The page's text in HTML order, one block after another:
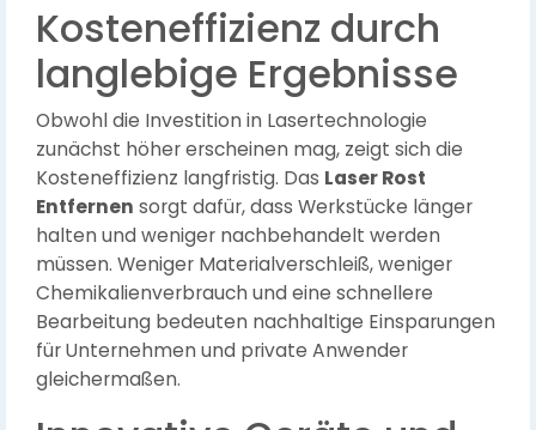
Kosteneffizienz durch
langlebige Ergebnisse
Obwohl die Investition in Lasertechnologie
zunächst höher erscheinen mag, zeigt sich die
Kosteneffizienz langfristig. Das Laser Rost
Entfernen sorgt dafür, dass Werkstücke länger
halten und weniger nachbehandelt werden
müssen. Weniger Materialverschleiß, weniger
Chemikalienverbrauch und eine schnellere
Bearbeitung bedeuten nachhaltige Einsparungen
für Unternehmen und private Anwender
gleichermaßen.